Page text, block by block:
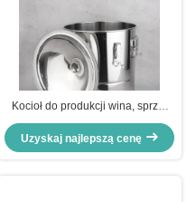
Kocioł do produkcji wina, sprzęt
do warzenia piwa, do użytku
domowego, stal nierdzewna
Uzyskaj najlepszą cenę